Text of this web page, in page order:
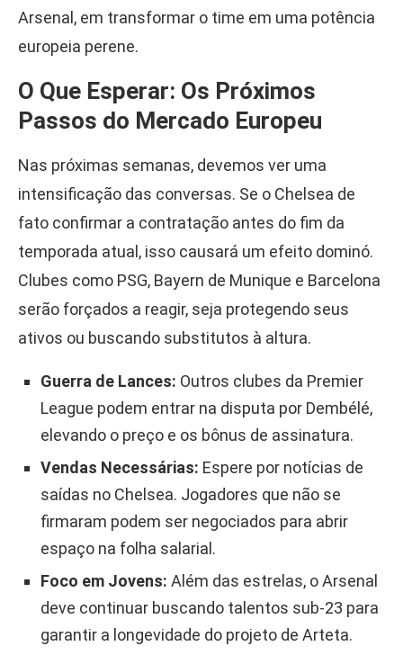
Arsenal, em transformar o time em uma potência
europeia perene.
O Que Esperar: Os Próximos
Passos do Mercado Europeu
Nas próximas semanas, devemos ver uma
intensificação das conversas. Se o Chelsea de
fato confirmar a contratação antes do fim da
temporada atual, isso causará um efeito dominó.
Clubes como PSG, Bayern de Munique e Barcelona
serão forçados a reagir, seja protegendo seus
ativos ou buscando substitutos à altura.
Guerra de Lances: Outros clubes da Premier
League podem entrar na disputa por Dembélé,
elevando o preço e os bônus de assinatura.
Vendas Necessárias: Espere por notícias de
saídas no Chelsea. Jogadores que não se
firmaram podem ser negociados para abrir
espaço na folha salarial.
Foco em Jovens: Além das estrelas, o Arsenal
deve continuar buscando talentos sub-23 para
garantir a longevidade do projeto de Arteta.